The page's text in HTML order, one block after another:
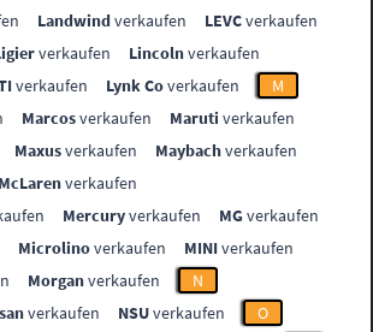
Landwindverkaufen LEVCverkaufen
verkaufen Lincolnverkaufen
verkaufen Lynk Coverkaufen
M
Marcosverkaufen Maruti verkaufen
Maxusverkaufen Maybachverkaufen
McLarenverkaufen
Mercuryverkaufen MGverkaufen
Microlinoverkaufen MINIverkaufen
Morganverkaufen
N
verkaufen NSUverkaufen
O